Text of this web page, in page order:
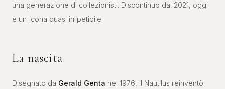
una generazione di collezionisti. Discontinuo dal 2021, oggi
è un'icona quasi irripetibile.
La nascita
Disegnato da Gerald Genta nel 1976, il Nautilus reinventò